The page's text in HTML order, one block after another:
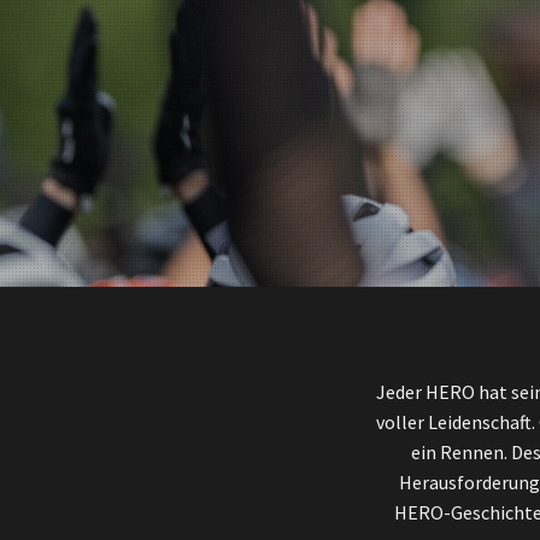
Jeder HERO hat
voller
ein Rennen.
HERO-